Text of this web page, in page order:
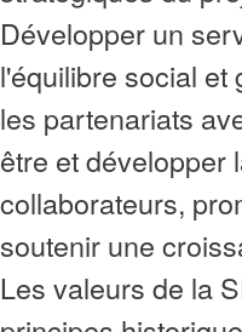
Développer un
l'équilibre social et
les partenariats
être et développer
collaborateurs,
soutenir une
Les valeurs de la